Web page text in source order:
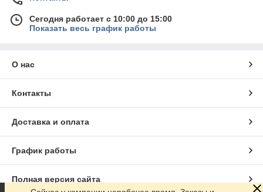
Сегодня работает с 10:00 до 15:00
Показать весь график работы
О нас
Контакты
Доставка и оплата
График работы
Полная версия сайта